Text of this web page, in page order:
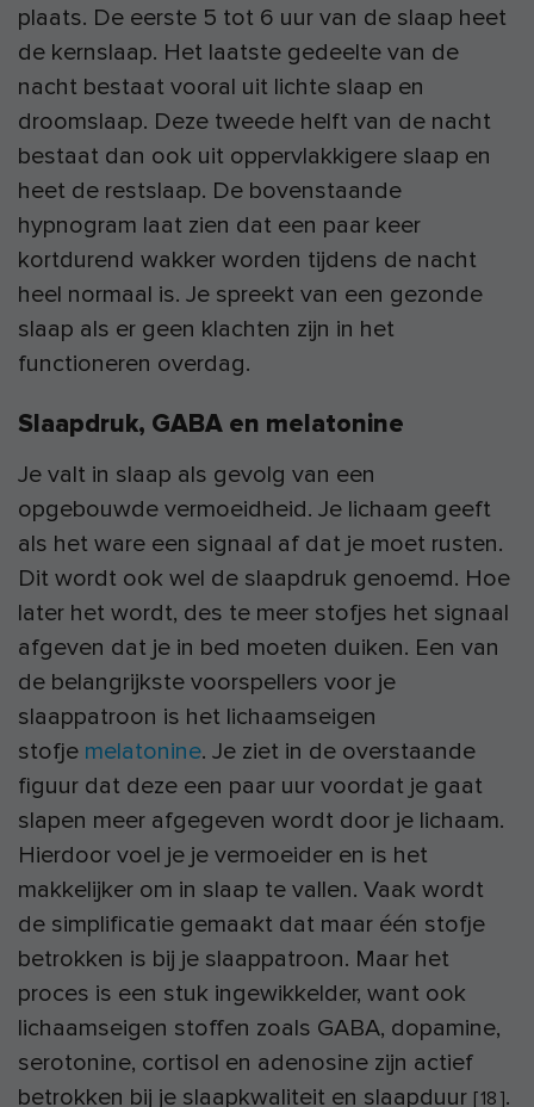
plaats. De eerste 5 tot 6 uur van de slaap heet
de kernslaap. Het laatste gedeelte van de
nacht bestaat vooral uit lichte slaap en
droomslaap. Deze tweede helft van de nacht
bestaat dan ook uit oppervlakkigere slaap en
heet de restslaap. De bovenstaande
hypnogram laat zien dat een paar keer
kortdurend wakker worden tijdens de nacht
heel normaal is. Je spreekt van een gezonde
slaap als er geen klachten zijn in het
functioneren overdag.
Slaapdruk, GABA en melatonine
Je valt in slaap als gevolg van een
opgebouwde vermoeidheid. Je lichaam geeft
als het ware een signaal af dat je moet rusten.
Dit wordt ook wel de slaapdruk genoemd. Hoe
later het wordt, des te meer stofjes het signaal
afgeven dat je in bed moeten duiken. Een van
de belangrijkste voorspellers voor je
slaappatroon is het lichaamseigen
stofje melatonine. Je ziet in de overstaande
figuur dat deze een paar uur voordat je gaat
slapen meer afgegeven wordt door je lichaam.
Hierdoor voel je je vermoeider en is het
makkelijker om in slaap te vallen. Vaak wordt
de simplificatie gemaakt dat maar één stofje
betrokken is bij je slaappatroon. Maar het
proces is een stuk ingewikkelder, want ook
lichaamseigen stoffen zoals GABA, dopamine,
serotonine, cortisol en adenosine zijn actief
betrokken bij je slaapkwaliteit en slaapduur [18 ].